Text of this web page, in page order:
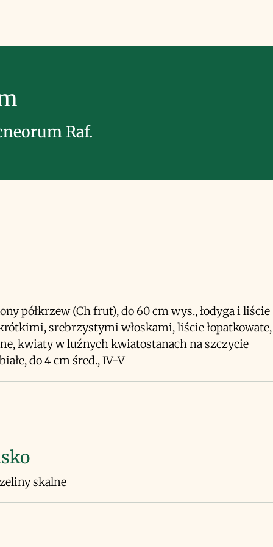
Raf.
półkrzew (Ch frut), do 60 cm wys., łodyga i liście
srebrzystymi włoskami, liście łopatkowate,
kwiaty w luźnych kwiatostanach na szczycie
do 4 cm śred., IV-V
skalne